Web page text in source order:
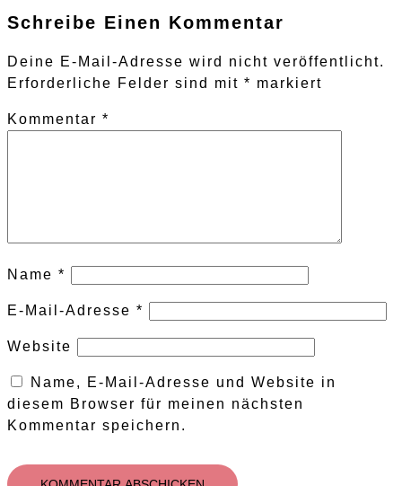
Schreibe Einen Kommentar
Deine E-Mail-Adresse wird nicht veröffentlicht.
Erforderliche Felder sind mit * markiert
Kommentar *
Name *
E-Mail-Adresse *
Website
Name, E-Mail-Adresse und Website in
diesem Browser für meinen nächsten
Kommentar speichern.